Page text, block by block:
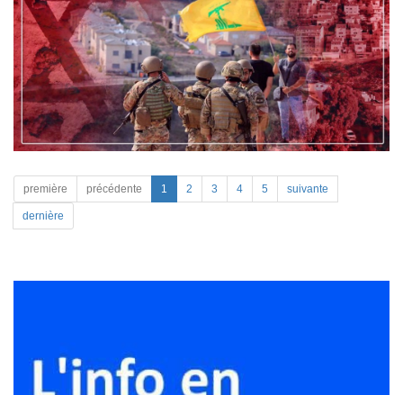
première précédente 1 2 3 4 5 suivante
dernière